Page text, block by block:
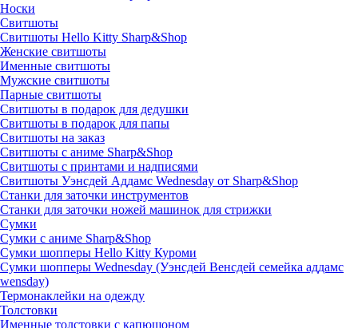
Носки
Свитшоты
Cвитшоты Hello Kitty Sharp&Shop
Женские свитшоты
Именные свитшоты
Мужские свитшоты
Парные свитшоты
Свитшоты в подарок для дедушки
Свитшоты в подарок для папы
Свитшоты на заказ
Свитшоты с аниме Sharp&Shop
Свитшоты с принтами и надписями
Свитшоты Уэнсдей Аддамс Wednesday от Sharp&Shop
Станки для заточки инструментов
Станки для заточки ножей машинок для стрижки
Сумки
Сумки с аниме Sharp&Shop
Сумки шопперы Hello Kitty Куроми
Сумки шопперы Wednesday (Уэнсдей Венсдей семейка аддамс
wensday)
Термонаклейки на одежду
Толстовки
Именные толстовки с капюшоном